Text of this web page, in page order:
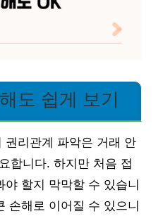
도 쉽게 보기
권리관계 파악은 거래 안
합니다. 하지만 처음 접
할지 막막할 수 있습니
손해로 이어질 수 있으니